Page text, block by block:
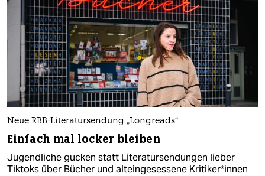
Neue RBB-Literatursendung „Longreads“
Einfach mal locker bleiben
Jugendliche gucken statt Literatursendungen lieber
Tiktoks über Bücher und alteingesessene Kri­ti­ke­r*in­nen